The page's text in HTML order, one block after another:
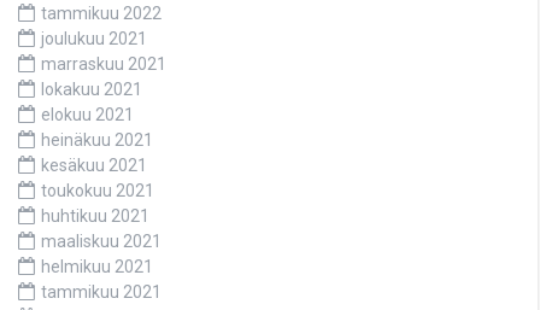
tammikuu 2022
joulukuu 2021
marraskuu 2021
lokakuu 2021
elokuu 2021
heinäkuu 2021
kesäkuu 2021
toukokuu 2021
huhtikuu 2021
maaliskuu 2021
helmikuu 2021
tammikuu 2021